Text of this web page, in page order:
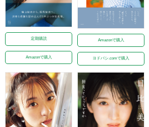
定期購読
Amazonで購入
Amazonで購入
ヨドバシ.comで購入